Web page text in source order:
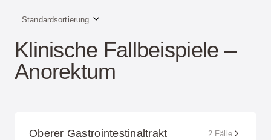
Standardsortierung
Klinische Fallbeispiele –
Anorektum
Oberer Gastrointestinaltrakt 2 Fälle